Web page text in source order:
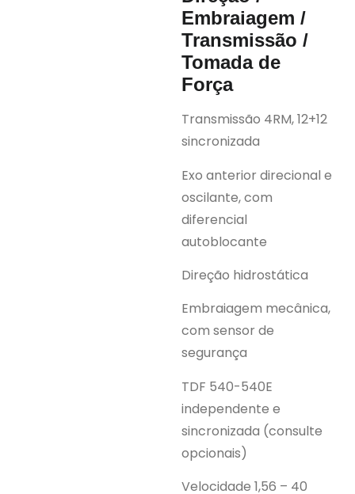
Embraiagem /
Transmissão /
Tomada de
Força
Transmissão 4RM, 12+12
sincronizada
Exo anterior direcional e
oscilante, com
diferencial
autoblocante
Direção hidrostática
Embraiagem mecânica,
com sensor de
segurança
TDF 540-540E
independente e
sincronizada (consulte
opcionais)
Velocidade 1,56 – 40